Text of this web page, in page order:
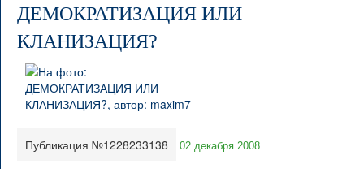
ДЕМОКРАТИЗАЦИЯ ИЛИ
КЛАНИЗАЦИЯ?
Публикация №1228233138 02 декабря 2008